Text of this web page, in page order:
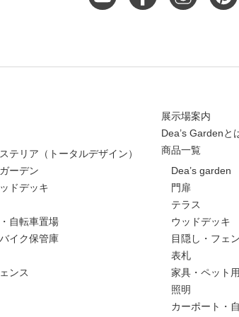
テリア（トータルデザイン）
ーデン
ドデッキ
自転車置場
イク保管庫
ンス
展示場案内
Dea’s Gardenと
商品一覧
Dea’s garden
門扉
テラス
ウッドデッキ
目隠し・フェ
表札
家具・ペット
照明
カーポート・